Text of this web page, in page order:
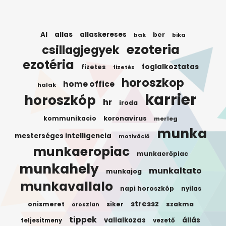
AI allas allaskereses bak ber bika
csillagjegyek ezoteria
ezotéria fizetes fizetés foglalkoztatas
halak home office horoszkop
horoszkóp hr iroda karrier
kommunikacio koronavirus merleg
mesterséges intelligencia motiváció munka
munkaeropiac munkaerőpiac
munkahely munkajog munkaltato
munkavallalo napi horoszkóp nyilas
onismeret oroszlan siker stressz szakma
teljesitmeny tippek vallalkozas vezető állás